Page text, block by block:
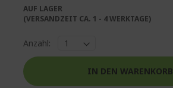
AUF LAGER
(VERSANDZEIT CA. 1 - 4 WERKTAGE)
Anzahl:
IN DEN WARENKORB